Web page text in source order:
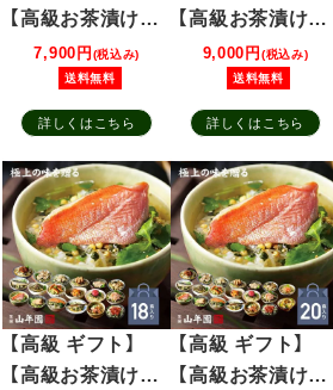
【高級お茶漬けセ
ット】(12種類)金
目鯛、まぐろ、鰻、
鮭、いわし、磯海
苔、鮎、焼海老、鱈
子、梅、蟹、厚切り
牛タン プレゼン
ト 内祝い お返し
誕生日プレゼン
ト 贈り物 敬老の
日 御中元
7,900円 (税込み)
送料無料
詳しくはこちら
【高級お茶漬けセ
ット】(14種類)金
目鯛、まぐろ、鰻、
鮭、いわし、磯海
苔、鮎、焼海老、鱈
子、梅、蟹、厚切り
牛タン、穴子、蛤
プレゼント 内祝
い お返し 誕生日
プレゼント 贈り
物 敬老の日 御中
元
9,000円 (税込み)
送料無料
詳しくはこちら
【高級 ギフト】
【高級お茶漬けセ
【高級 ギフト】
【高級お茶漬けセ